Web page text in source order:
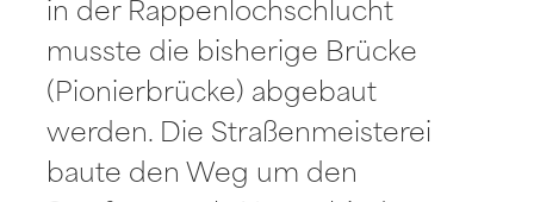
in der Rappenlochschlucht
musste die bisherige Brücke
(Pionierbrücke) abgebaut
werden. Die Straßenmeisterei
baute den Weg um den